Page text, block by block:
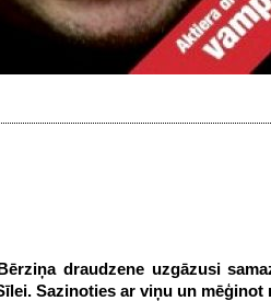
draudzene uzgāzusi
Sazinoties ar viņu un mēģinot